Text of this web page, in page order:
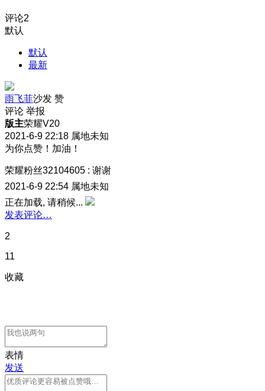
评论2
默认
默认
最新
雨飞菲沙发 赞
评论 举报
版主荣耀V20
2021-6-9 22:18 属地未知
为你点赞！加油！
荣耀粉丝32104605 : 谢谢
2021-6-9 22:54 属地未知
正在加载, 请稍候...
发表评论…
2
11
收藏
表情
发送